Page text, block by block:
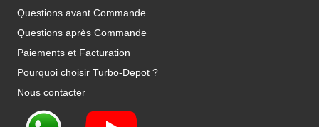
Questions avant Commande
Questions après Commande
Paiements et Facturation
Pourquoi choisir Turbo-Depot ?
Nous contacter